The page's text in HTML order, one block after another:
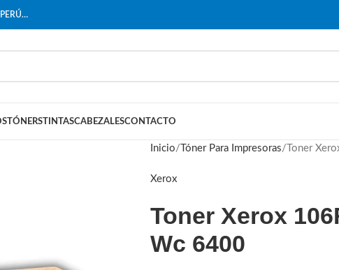
TÓNERSTINTASCABEZALESCONTACTO
Inicio Tóner Para Impresoras Toner
Xerox
Toner Xerox
Wc 6400